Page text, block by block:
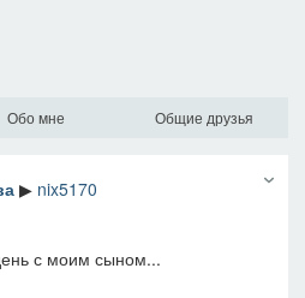
Обо мне Общие друзья
▶ nix5170
с моим сыном...